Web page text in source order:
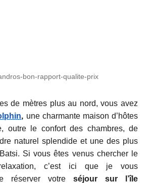
bon-rapport-qualite-prix
de mètres plus au nord, vous avez
, une charmante maison d’hôtes
outre le confort des chambres, de
naturel splendide et une des plus
Si vous êtes venus chercher le
c’est ici que je vous
réserver votre séjour sur l’île